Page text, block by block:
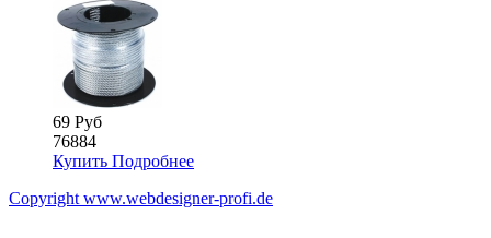
69 Руб
76884
Купить Подробнее
Copyright www.webdesigner-profi.de